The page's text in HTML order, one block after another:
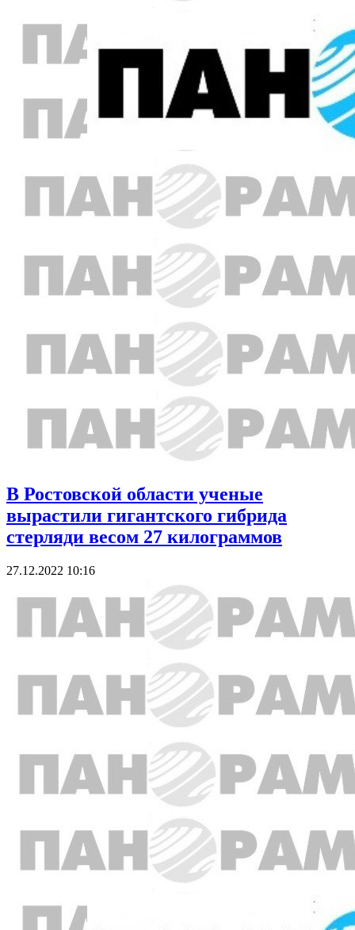
В Ростовской области ученые
вырастили гигантского гибрида
стерляди весом 27 килограммов
27.12.2022 10:16